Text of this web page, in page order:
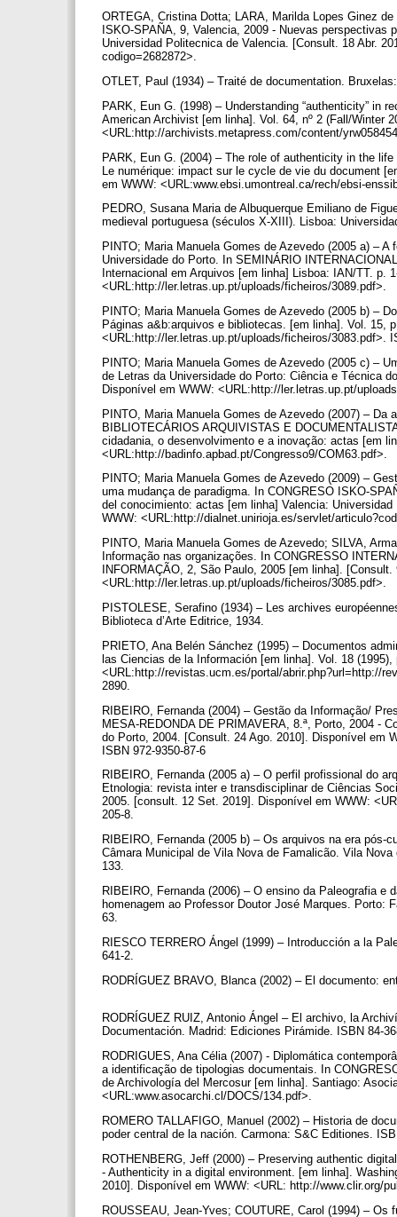
ORTEGA, Cristina Dotta; LARA, Marilda Lopes Ginez
ISKO-SPAÑA, 9, Valencia, 2009 - Nuevas
Universidad Politecnica de Valencia. [Consult. 18 Abr.
codigo=2682872>.
OTLET, Paul (1934) – Traité de documentation.
PARK, Eun G. (1998) – Understanding “authenticity” in
American Archivist [em linha]. Vol. 64, nº 2 (Fall/Winter
<URL:http://archivists.metapress.com/content/
PARK, Eun G. (2004) – The role of authenticity in the
Le numérique: impact sur le cycle de vie du document
em WWW: <URL:www.ebsi.umontreal.ca/rech/ebsi-
PEDRO, Susana Maria de Albuquerque Emiliano de
medieval portuguesa (séculos X-XIII). Lisboa:
PINTO; Maria Manuela Gomes de Azevedo (2005 a) –
Universidade do Porto. In SEMINÁRIO
Internacional em Arquivos [em linha] Lisboa: IAN/TT.
<URL:http://ler.letras.up.pt/uploads/ficheiros/3089.pdf>.
PINTO; Maria Manuela Gomes de Azevedo (2005 b) –
Páginas a&b:arquivos e bibliotecas. [em linha]. Vol. 15,
<URL:http://ler.letras.up.pt/uploads/ficheiros/3083.pdf>.
PINTO; Maria Manuela Gomes de Azevedo (2005 c) –
de Letras da Universidade do Porto: Ciência e Técnica
Disponível em WWW: <URL:http://ler.letras.up.pt/
PINTO, Maria Manuela Gomes de Azevedo (2007) –
BIBLIOTECÁRIOS ARQUIVISTAS E
cidadania, o desenvolvimento e a inovação: actas [em
<URL:http://badinfo.apbad.pt/Congresso9/COM63.pdf>.
PINTO; Maria Manuela Gomes de Azevedo (2009) –
uma mudança de paradigma. In CONGRESO ISKO-
del conocimiento: actas [em linha] Valencia:
WWW: <URL:http://dialnet.unirioja.es/servlet/
PINTO, Maria Manuela Gomes de Azevedo; SILVA,
Informação nas organizações. In CONGRESSO
INFORMAÇÃO, 2, São Paulo, 2005 [em linha].
<URL:http://ler.letras.up.pt/uploads/ficheiros/3085.pdf>.
PISTOLESE, Serafino (1934) – Les archives
Biblioteca d’Arte Editrice, 1934.
PRIETO, Ana Belén Sánchez (1995) – Documentos
las Ciencias de la Información [em linha]. Vol. 18
<URL:http://revistas.ucm.es/portal/abrir.php?url=http://
2890.
RIBEIRO, Fernanda (2004) – Gestão da Informação/
MESA-REDONDA DE PRIMAVERA, 8.ª, Porto, 2004 -
do Porto, 2004. [Consult. 24 Ago. 2010]. Disponível em
ISBN 972-9350-87-6
RIBEIRO, Fernanda (2005 a) – O perfil profissional do
Etnologia: revista inter e transdisciplinar de Ciências
2005. [consult. 12 Set. 2019]. Disponível em WWW:
205-8.
RIBEIRO, Fernanda (2005 b) – Os arquivos na era pós-
Câmara Municipal de Vila Nova de Famalicão. Vila
133.
RIBEIRO, Fernanda (2006) – O ensino da Paleografia
homenagem ao Professor Doutor José Marques. Porto:
63.
RIESCO TERRERO Ángel (1999) – Introducción a la
641-2.
RODRÍGUEZ BRAVO, Blanca (2002) – El documento:
RODRÍGUEZ RUIZ, Antonio Ángel – El archivo, la
Documentación. Madrid: Ediciones Pirámide. ISBN 84-
RODRIGUES, Ana Célia (2007) - Diplomática
a identificação de tipologias documentais. In
de Archivología del Mercosur [em linha]. Santiago:
<URL:www.asocarchi.cl/DOCS/134.pdf>.
ROMERO TALLAFIGO, Manuel (2002) – Historia de
poder central de la nación. Carmona: S&C Editiones.
ROTHENBERG, Jeff (2000) – Preserving authentic
- Authenticity in a digital environment. [em linha].
2010]. Disponível em WWW: <URL: http://www.clir.org/
ROUSSEAU, Jean-Yves; COUTURE, Carol (1994) –